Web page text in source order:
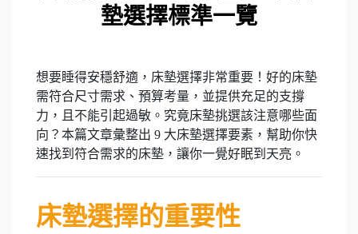
墊選擇標準一覽
想要睡得安穩舒適，床墊選擇非常重要！好的床墊
需符合尺寸需求、預算考量，並提供充足的支撐
力，且不能引起過敏。究竟床墊挑選該注意哪些面
向？本篇文章彙整出 9 大床墊選擇要素，幫助你快
速找到符合需求的床墊，讓你一覺好眠到天亮。
床墊選擇的重要性